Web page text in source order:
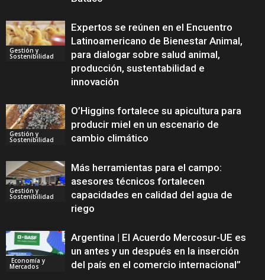
Gestión y
Sostenibilidad
Expertos se reúnen en el Encuentro
Latinoamericano de Bienestar Animal,
para dialogar sobre salud animal,
producción, sustentabilidad e
innovación
Gestión y
Sostenibilidad
O’Higgins fortalece su apicultura para
producir miel en un escenario de
cambio climático
Gestión y
Sostenibilidad
Más herramientas para el campo:
asesores técnicos fortalecen
capacidades en calidad del agua de
riego
Economía y
Mercados
Argentina | El Acuerdo Mercosur-UE es
un antes y un después en la inserción
del país en el comercio internacional”